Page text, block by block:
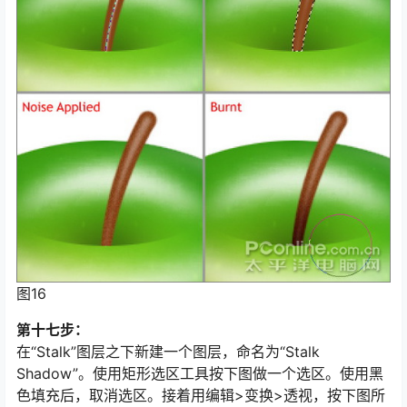
图16
第十七步：
在“Stalk”图层之下新建一个图层，命名为“Stalk
Shadow”。使用矩形选区工具按下图做一个选区。使用黑
色填充后，取消选区。接着用编辑>变换>透视，按下图所